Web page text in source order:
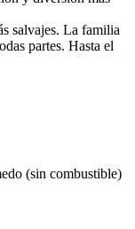
salvajes. La familia
partes. Hasta el
(sin combustible)